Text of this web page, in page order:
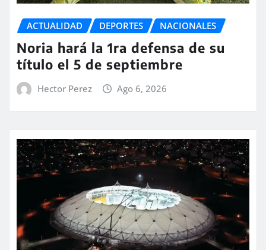
ACTUALIDAD DEPORTES NACIONALES
Noria hará la 1ra defensa de su
título el 5 de septiembre
Hector Perez Ago 6, 2026